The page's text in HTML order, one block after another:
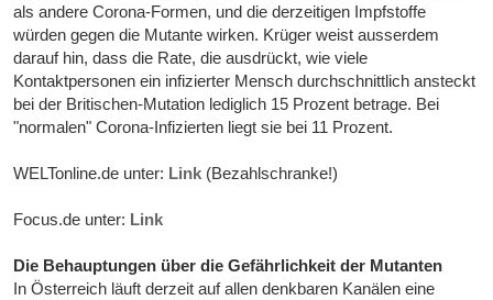
als andere Corona-Formen, und die derzeitigen Impfstoffe
würden gegen die Mutante wirken. Krüger weist ausserdem
darauf hin, dass die Rate, die ausdrückt, wie viele
Kontaktpersonen ein infizierter Mensch durchschnittlich ansteckt
bei der Britischen-Mutation lediglich 15 Prozent betrage. Bei
"normalen" Corona-Infizierten liegt sie bei 11 Prozent.
WELTonline.de unter: Link (Bezahlschranke!)
Focus.de unter: Link
Die Behauptungen über die Gefährlichkeit der Mutanten
In Österreich läuft derzeit auf allen denkbaren Kanälen eine